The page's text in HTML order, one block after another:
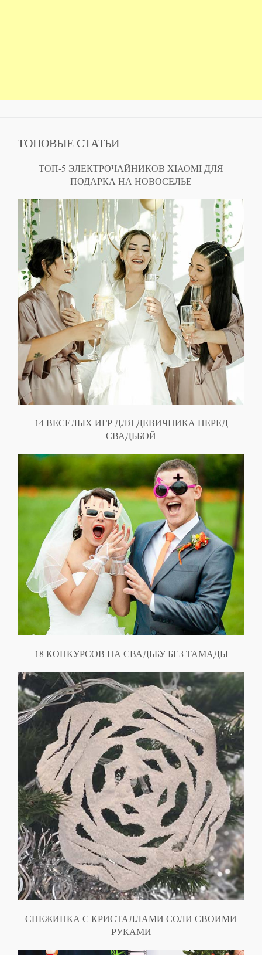
ТОПОВЫЕ СТАТЬИ
ТОП-5 ЭЛЕКТРОЧАЙНИКОВ XIAOMI ДЛЯ
ПОДАРКА НА НОВОСЕЛЬЕ
14 ВЕСЕЛЫХ ИГР ДЛЯ ДЕВИЧНИКА ПЕРЕД
СВАДЬБОЙ
18 КОНКУРСОВ НА СВАДЬБУ БЕЗ ТАМАДЫ
СНЕЖИНКА С КРИСТАЛЛАМИ СОЛИ СВОИМИ
РУКАМИ